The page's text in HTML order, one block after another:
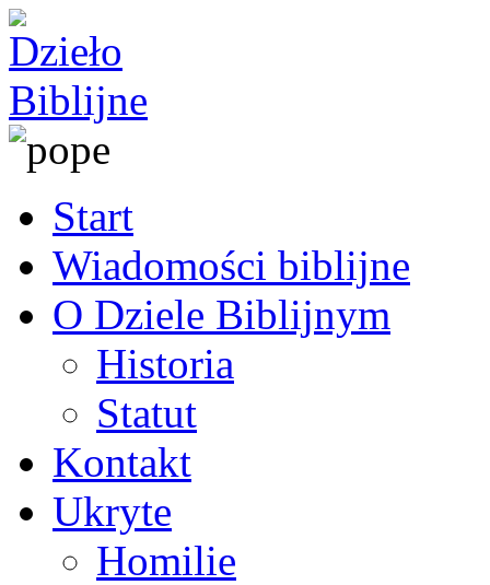
Start
Wiadomości biblijne
O Dziele Biblijnym
Historia
Statut
Kontakt
Ukryte
Homilie